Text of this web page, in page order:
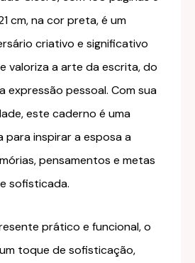
cm, na cor preta, é um
criativo e significativo
valoriza a arte da escrita, do
expressão pessoal. Com sua
este caderno é uma
para inspirar a esposa a
pensamentos e metas
sofisticada.
prático e funcional, o
toque de sofisticação,